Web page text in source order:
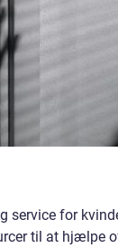
service for
til at hjælpe